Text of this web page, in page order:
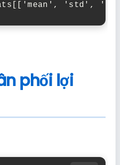
'std',
phối lợi